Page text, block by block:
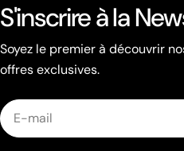
S'inscrire à la
Soyez le premier à découvrir
offres exclusives.
E-
mail